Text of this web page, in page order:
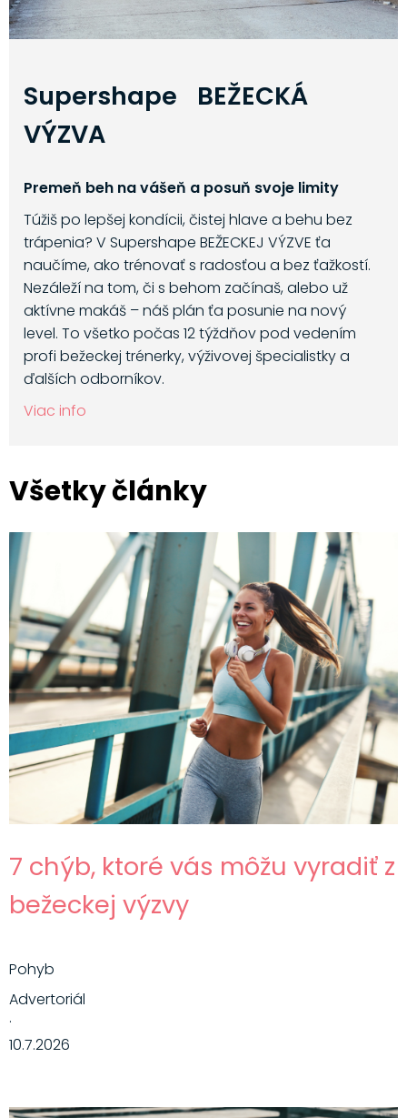
Supershape BEŽECKÁ
VÝZVA
Premeň beh na vášeň a posuň svoje limity
Túžiš po lepšej kondícii, čistej hlave a behu bez
trápenia? V Supershape BEŽECKEJ VÝZVE ťa
naučíme, ako trénovať s radosťou a bez ťažkostí.
Nezáleží na tom, či s behom začínaš, alebo už
aktívne makáš – náš plán ťa posunie na nový
level. To všetko počas 12 týždňov pod vedením
profi bežeckej trénerky, výživovej špecialistky a
ďalších odborníkov.
Viac info
Všetky články
7 chýb, ktoré vás môžu vyradiť z
bežeckej výzvy
Pohyb
Advertoriál
·
10.7.2026